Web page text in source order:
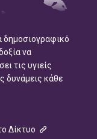
δημοσιογραφικό
να
τις υγιείς
δυνάμεις κάθε
Δίκτυο